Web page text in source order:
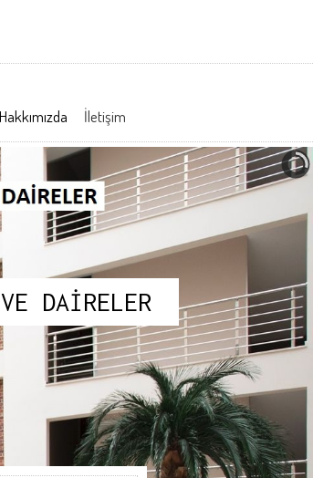
Hakkımızda İletişim
DAİRELER